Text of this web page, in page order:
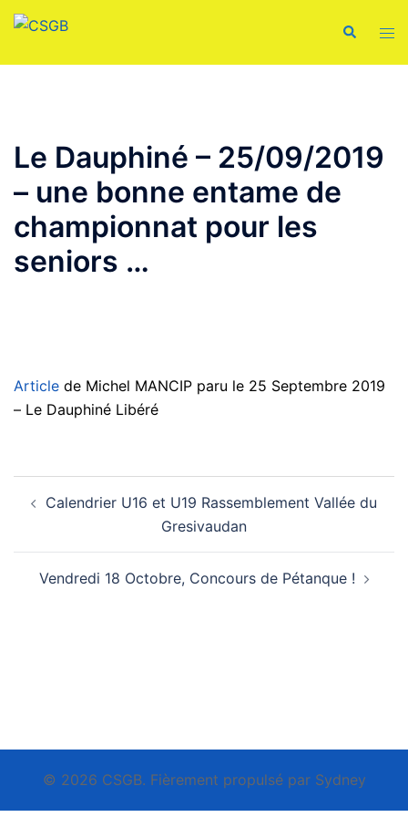
Aller
Le Dauphiné – 25/09/2019
– une bonne entame de
championnat pour les
seniors …
Article de Michel MANCIP paru le 25 Septembre 2019
– Le Dauphiné Libéré
d’article
Calendrier U16 et U19 Rassemblement Vallée du
Gresivaudan
Vendredi 18 Octobre, Concours de Pétanque !
© 2026 CSGB. Fièrement propulsé par Sydney